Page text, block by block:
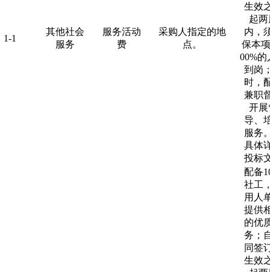
1-1
其他社会
服务
服务活动
费
采购人指定的地
点。
生效
起两
内，
保本
00%的
到岗
时，
兼职
开展
导、
服务
具体
投标
配备
社工
用人
提供
的优
务；
同签
生效